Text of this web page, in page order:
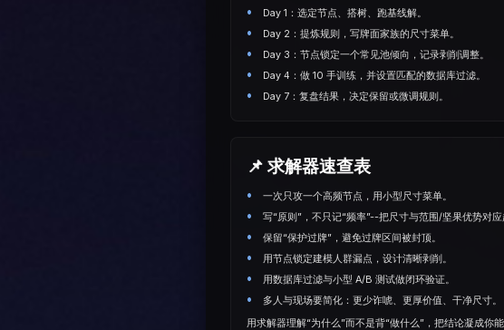
Day 1：选定节点、搭树、跑基线解。
Day 2：提炼规则，写牌面家族的尺⼨菜单。
Day 3：节点锁定一个常见池倾向，记录剥削调整。
Day 4：做 10 手训练，并设置匹配的数据库过滤。
Day 7：复盘结果，决定保留或微调规则。
📌 求解器速查表
一次只攻一个高频节点，用小型尺⼨菜单。
写“原则”，不只记“频率”--把尺⼨与范围/坚果优势对应
保留“保护过牌”，避免过牌区间被封顶。
用节点锁定建模人群漏点，设计清晰剥削。
用数据库过滤与小型 A/B 测试做闭环验证。
多人与现场要简化：更少诈唬、更厚价值、干净尺⼨。
用求解器理解“为什么”而不是背“做什么”，把结论凝成你